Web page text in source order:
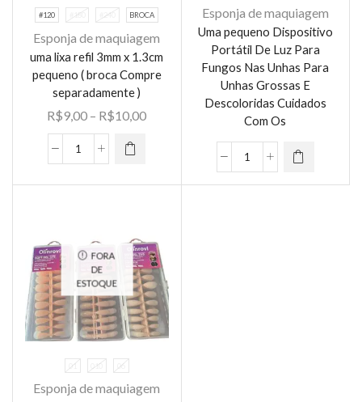
Unhas
Grossas
E
Descoloridas
Cuidados
Com
Os
quantidade
#120 #180 #240 BROCA
Esponja de maquiagem
uma lixa refil 3mm x 1.3cm
pequeno ( broca Compre
separadamente )
R$9,00 – R$10,00Faixa
uma
1.3cm
pequeno
(
broca
Compre
)
quantidade
Este
produto
tem várias
variantes.
As opções
podem ser
Esponja de maquiagem
Uma pequeno Dispositivo
Portátil De Luz Para
Fungos Nas Unhas Para
Unhas Grossas E
Descoloridas Cuidados
Com Os
Uma
pequeno
FORA
DE
ESTOQUE
01 010 06
Esponja de maquiagem